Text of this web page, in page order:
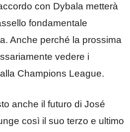
con Dybala metterà
fondamentale
Anche perché la prossima
vedere i
Champions League.
anche il futuro di José
così il suo terzo e ultimo